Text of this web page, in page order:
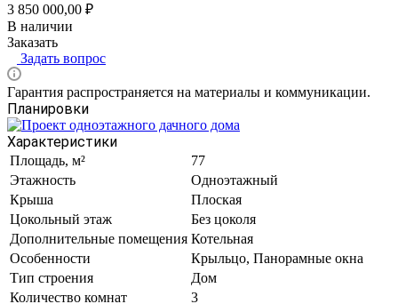
3 850 000,00 ₽
В наличии
Заказать
Задать вопрос
Гарантия распространяется на материалы и коммуникации.
Планировки
Характеристики
Площадь, м²
77
Этажность
Одноэтажный
Крыша
Плоская
Цокольный этаж
Без цоколя
Дополнительные помещения Котельная
Особенности
Крыльцо, Панорамные окна
Тип строения
Дом
Количество комнат
3